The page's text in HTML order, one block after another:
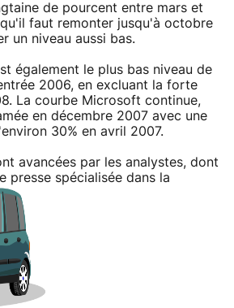
de pourcent entre mars et
faut remonter jusqu'à octobre
un niveau aussi bas.
également le plus bas niveau de
2006, en excluant la forte
La courbe Microsoft continue,
en décembre 2007 avec une
30% en avril 2007.
avancées par les analystes, dont
presse spécialisée dans la